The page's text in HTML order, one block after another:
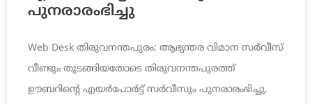
പുനരാരംഭിച്ചു
Web Desk തിരുവനന്തപുരം: ആഭ്യന്തര വിമാന സര്‍വീസ്
വീണ്ടും തുടങ്ങിയതോടെ തിരുവനന്തപുരത്ത്
ഊബറിന്‍റെ എയര്‍പോര്‍ട്ട് സര്‍വീസും പുനരാരംഭിച്ചു.